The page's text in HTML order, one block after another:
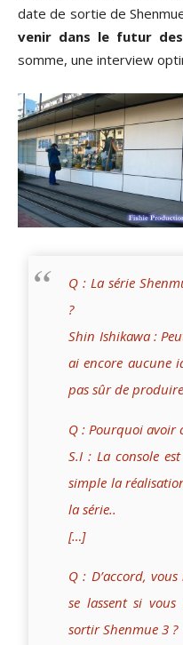
date de sortie de
venir dans le futur
somme, une interview
Q : La série
?
Shin Ishikawa :
ai encore aucune
pas sûr de
Q : Pourquoi avoir
S.I : La console
simple la
la série..
[…]
Q : D’accord,
se lassent si
sortir Shenmue 3 ?